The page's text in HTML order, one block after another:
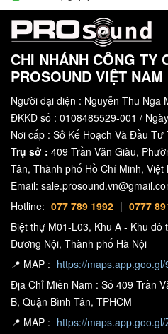
CHI NHÁNH CÔNG TY
PROSOUND VIỆT NAM
Người đại diện : Nguyễn Thu Nga
ĐKKD số : 0108485529-001 /
Nơi cấp : Sở Kế Hoạch Và Đầu
Trụ sở : 409 Trần Văn Giàu,
Tân, Thành phố Hồ Chí Minh, Việt
Email:
Hotline: 077 789 1992 | 0777
Biệt thự M01-L03, Khu A - Khu
Dương Nội, Thành phố Hà Nội
📍 MAP : https://
Địa Chỉ Miền Nam : Số 409 Trần
B, Quận Bình Tân, TPHCM
📍 MAP : https://